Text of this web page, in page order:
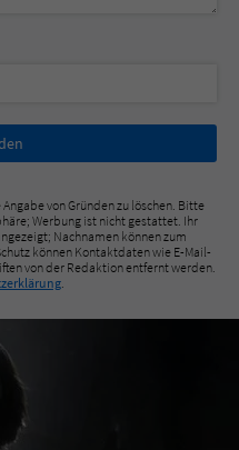
von Gründen zu löschen. Bitte
Werbung ist nicht gestattet. Ihr
Nachnamen können zum
können Kontaktdaten wie E-Mail-
von der Redaktion entfernt werden.